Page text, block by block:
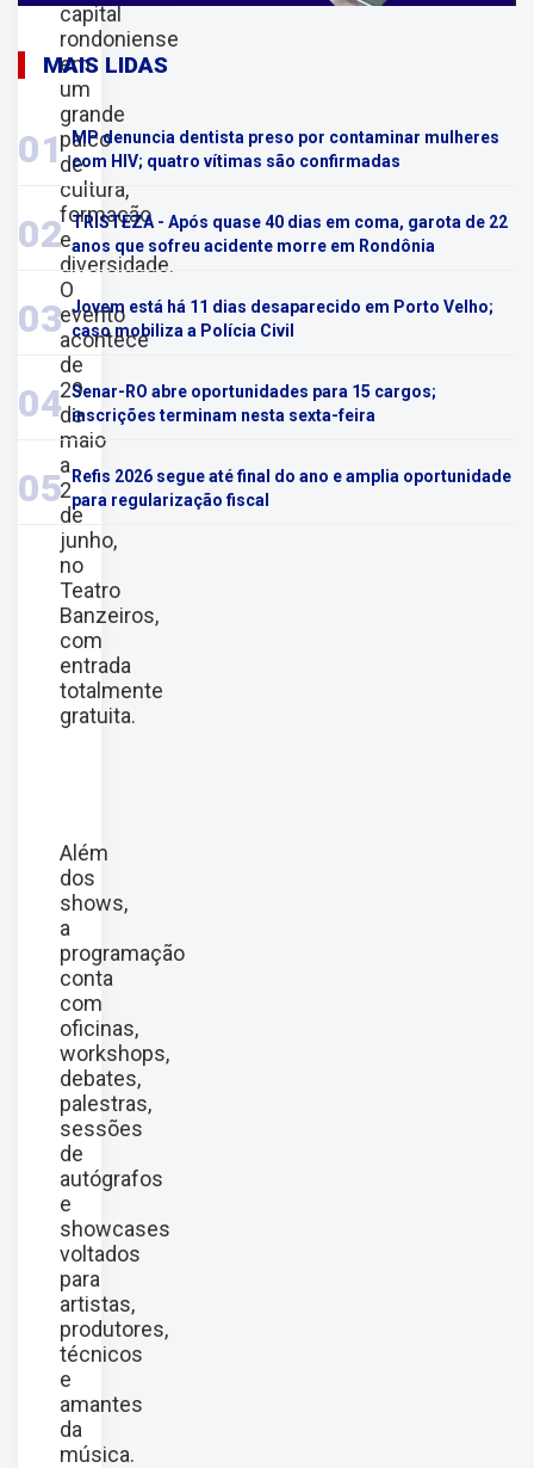
capital
rondoniense
em
um
grande
palco
de
cultura,
formação
e
diversidade.
O
evento
acontece
de
29
de
maio
a
2
de
junho,
no
Teatro
Banzeiros,
com
entrada
totalmente
gratuita.
Além
dos
shows,
a
programação
conta
com
oficinas,
workshops,
debates,
palestras,
sessões
de
autógrafos
e
showcases
voltados
para
artistas,
produtores,
técnicos
e
amantes
da
música.
MAIS LIDAS
01
MP denuncia dentista preso por contaminar mulheres
com HIV; quatro vítimas são confirmadas
02 TRISTEZA - Após quase 40 dias em coma, garota de 22
anos que sofreu acidente morre em Rondônia
03 Jovem está há 11 dias desaparecido em Porto Velho;
caso mobiliza a Polícia Civil
04 Senar-RO abre oportunidades para 15 cargos;
inscrições terminam nesta sexta-feira
05
Refis 2026 segue até final do ano e amplia oportunidade
para regularização fiscal